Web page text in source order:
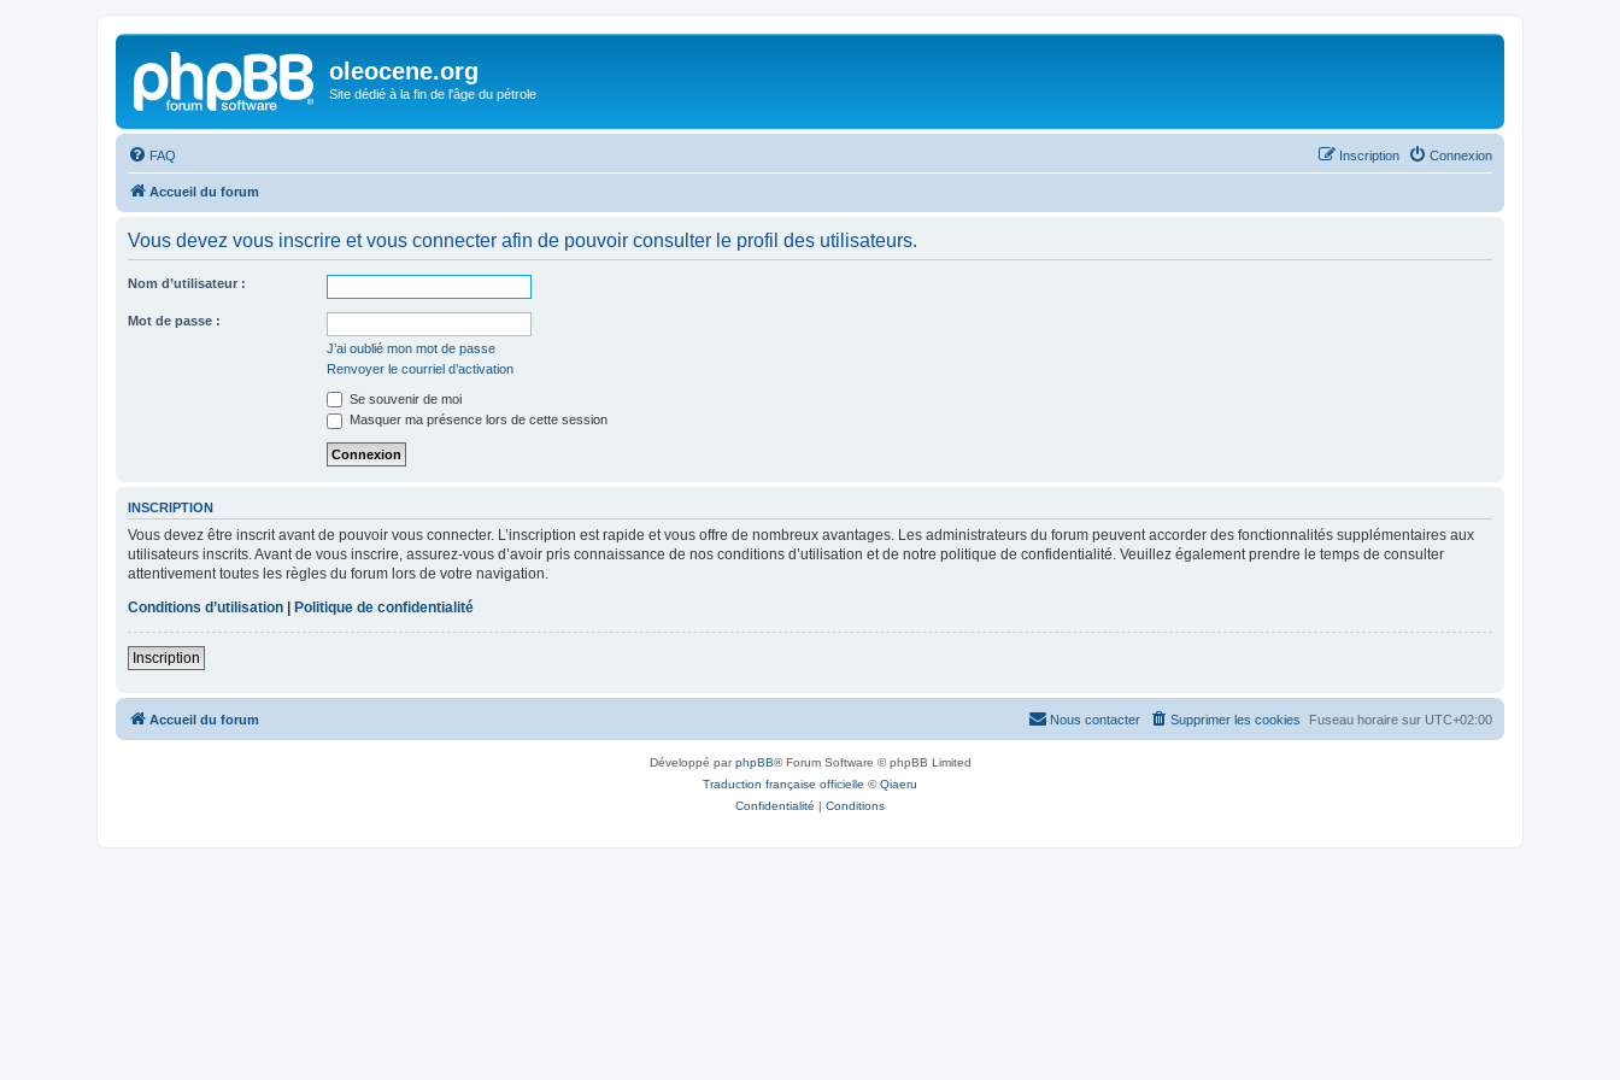
oleocene.org
Site dédié à la fin de l'âge du pétrole
FAQ Connexion
Inscription
Accueil du forum
Vous devez vous inscrire et vous connecter afin de pouvoir consulter le profil des utilisateurs.
Nom d’utilisateur :
Mot de passe :
J’ai oublié mon mot de passe
Renvoyer le courriel d’activation
Se souvenir de moi
Masquer ma présence lors de cette session
INSCRIPTION
Vous devez être inscrit avant de pouvoir vous connecter. L’inscription est rapide et vous offre de nombreux avantages. Les administrateurs du forum peuvent accorder des fonctionnalités supplémentaires aux
utilisateurs inscrits. Avant de vous inscrire, assurez-vous d’avoir pris connaissance de nos conditions d’utilisation et de notre politique de confidentialité. Veuillez également prendre le temps de consulter
attentivement toutes les règles du forum lors de votre navigation.
Conditions d’utilisation
Politique de confidentialité
Inscription
Accueil du forum Fuseau horaire sur UTC+02:00
Supprimer les cookies
Nous contacter
Développé parphpBB® Forum Software © phpBB Limited
Traduction française officielle ©Qiaeru
Confidentialité | Conditions